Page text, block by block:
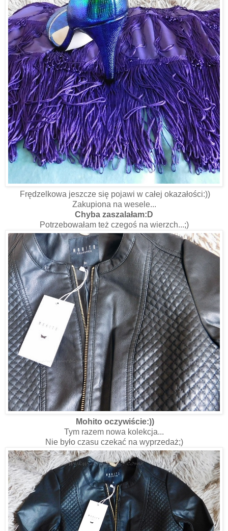
Frędzelkowa jeszcze się pojawi w całej okazałości:))
Zakupiona na wesele...
Chyba zaszalałam:D
Potrzebowałam też czegoś na wierzch...;)
Mohito oczywiście:))
Tym razem nowa kolekcja...
Nie było czasu czekać na wyprzedaż;)